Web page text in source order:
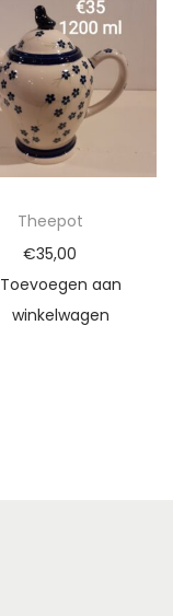
Theepot
€35,00
Toevoegen aan
winkelwagen